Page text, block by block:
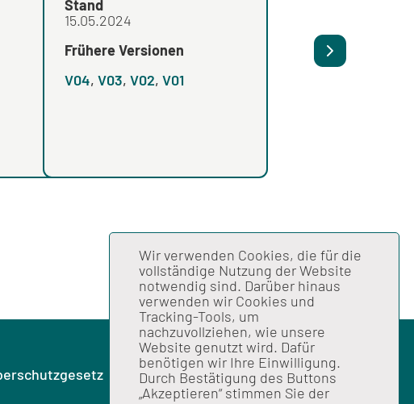
Stand
15.05.2024
Frühere Versionen
V04,V03,V02,V01
Frühere Versionen
Wir verwenden Cookies, die für die
vollständige Nutzung der Website
notwendig sind. Darüber hinaus
verwenden wir Cookies und
Tracking-Tools, um
nachzuvollziehen, wie unsere
Website genutzt wird. Dafür
benötigen wir Ihre Einwilligung.
Durch Bestätigung des Buttons
„Akzeptieren“ stimmen Sie der